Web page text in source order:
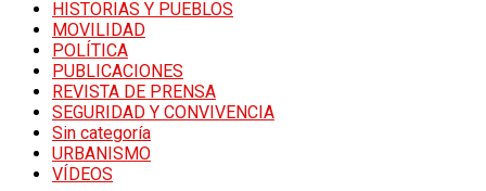
REVISTA DE PRENSA
URBANISMO
CALIDAD DE VIDA
CULTURA Y DIVERSIDAD
ANALISIS Y OPINIÓN
EVENTOS
HISTORIAS Y PUEBLOS
MOVILIDAD
POLÍTICA
PUBLICACIONES
REVISTA DE PRENSA
SEGURIDAD Y CONVIVENCIA
Sin categoría
URBANISMO
VÍDEOS